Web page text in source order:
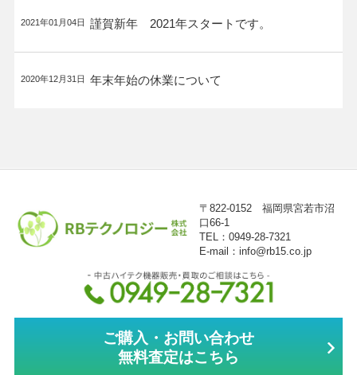
2021年01月04日 謹賀新年 2021年スタートです。
2020年12月31日 年末年始の休業について
〒822-0152 福岡県宮若市沼
口66-1
TEL：0949-28-7321
E-mail：info@rb15.co.jp
ご購入・お問い合わせ
無料査定はこちら